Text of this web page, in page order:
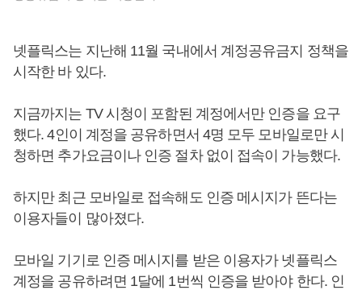
넷플릭스는 지난해 11월 국내에서 계정공유금지 정책을
시작한 바 있다.
지금까지는 TV 시청이 포함된 계정에서만 인증을 요구
했다. 4인이 계정을 공유하면서 4명 모두 모바일로만 시
청하면 추가요금이나 인증 절차 없이 접속이 가능했다.
하지만 최근 모바일로 접속해도 인증 메시지가 뜬다는
이용자들이 많아졌다.
모바일 기기로 인증 메시지를 받은 이용자가 넷플릭스
계정을 공유하려면 1달에 1번씩 인증을 받아야 한다. 인